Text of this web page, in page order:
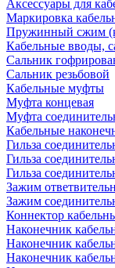
Аксессуары для
Маркировка
Пружинный сжим
Кабельные вводы,
Сальник
Сальник резьбовой
Кабельные муфты
Муфта концевая
Муфта
Кабельные
Гильза
Гильза
Гильза
Зажим
Зажим
Коннектор
Наконечник
Наконечник
Наконечник